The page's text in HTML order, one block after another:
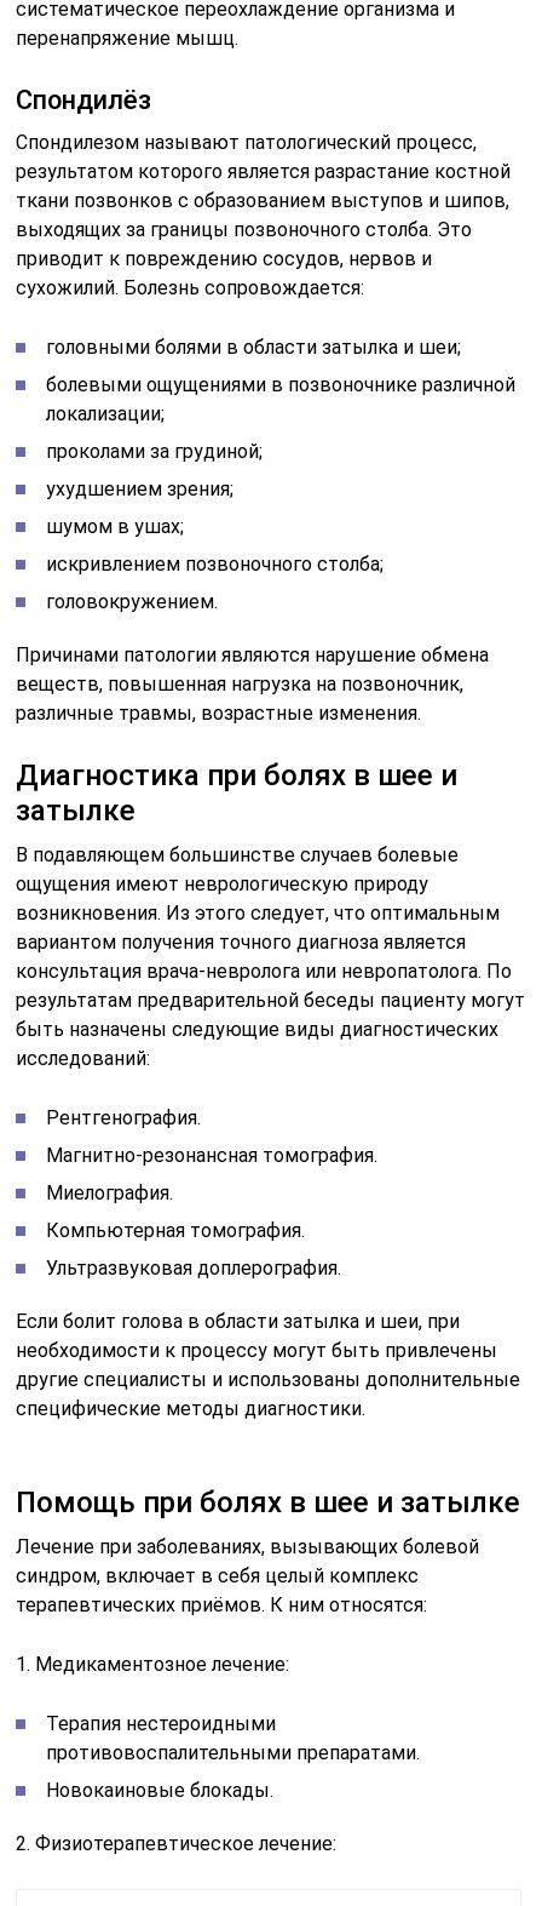
систематическое переохлаждение организма и
перенапряжение мышц.
Спондилёз
Спондилезом называют патологический процесс,
результатом которого является разрастание костной
ткани позвонков с образованием выступов и шипов,
выходящих за границы позвоночного столба. Это
приводит к повреждению сосудов, нервов и
сухожилий. Болезнь сопровождается:
головными болями в области затылка и шеи;
болевыми ощущениями в позвоночнике различной
локализации;
проколами за грудиной;
ухудшением зрения;
шумом в ушах;
искривлением позвоночного столба;
головокружением.
Причинами патологии являются нарушение обмена
веществ, повышенная нагрузка на позвоночник,
различные травмы, возрастные изменения.
Диагностика при болях в шее и
затылке
В подавляющем большинстве случаев болевые
ощущения имеют неврологическую природу
возникновения. Из этого следует, что оптимальным
вариантом получения точного диагноза является
консультация врача-невролога или невропатолога. По
результатам предварительной беседы пациенту могут
быть назначены следующие виды диагностических
исследований:
Рентгенография.
Магнитно-резонансная томография.
Миелография.
Компьютерная томография.
Ультразвуковая доплерография.
Если болит голова в области затылка и шеи, при
необходимости к процессу могут быть привлечены
другие специалисты и использованы дополнительные
специфические методы диагностики.
Помощь при болях в шее и затылке
Лечение при заболеваниях, вызывающих болевой
синдром, включает в себя целый комплекс
терапевтических приёмов. К ним относятся:
1. Медикаментозное лечение:
Терапия нестероидными
противовоспалительными препаратами.
Новокаиновые блокады.
2. Физиотерапевтическое лечение: